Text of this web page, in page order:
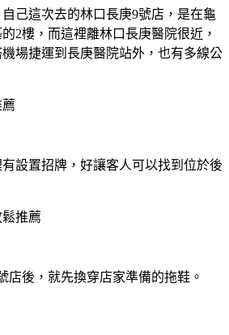
己這次去的林口長庚9號店，是在龜
2樓，而這裡離林口長庚醫院很近，
場捷運到長庚醫院站外，也有多線公
設置招牌，好讓客人可以找到位於後
店後，就先換穿店家準備的拖鞋。